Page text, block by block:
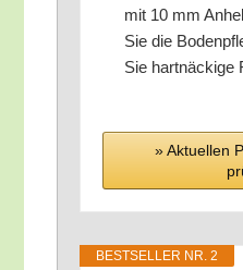
mit 10 mm
Sie die
Sie
» Aktu­el­len
BEST­SEL­LER NR. 2